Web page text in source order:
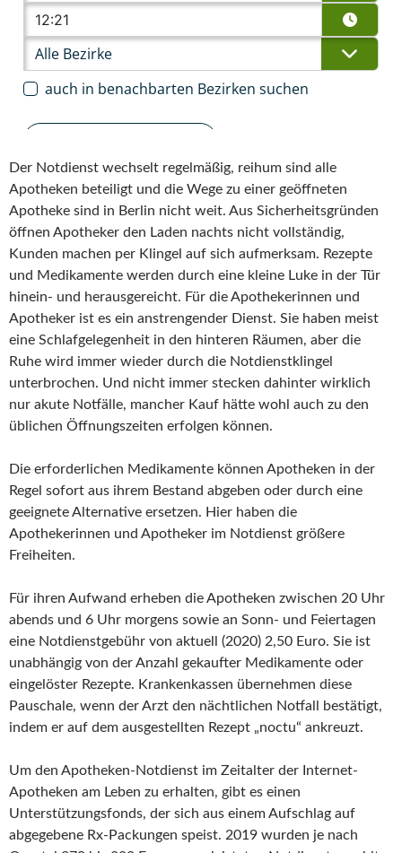
Der Notdienst wechselt regelmäßig, reihum sind alle
Apotheken beteiligt und die Wege zu einer geöffneten
Apotheke sind in Berlin nicht weit. Aus Sicherheitsgründen
öffnen Apotheker den Laden nachts nicht vollständig,
Kunden machen per Klingel auf sich aufmerksam. Rezepte
und Medikamente werden durch eine kleine Luke in der Tür
hinein- und herausgereicht. Für die Apothekerinnen und
Apotheker ist es ein anstrengender Dienst. Sie haben meist
eine Schlafgelegenheit in den hinteren Räumen, aber die
Ruhe wird immer wieder durch die Notdienstklingel
unterbrochen. Und nicht immer stecken dahinter wirklich
nur akute Notfälle, mancher Kauf hätte wohl auch zu den
üblichen Öffnungszeiten erfolgen können.
Die erforderlichen Medikamente können Apotheken in der
Regel sofort aus ihrem Bestand abgeben oder durch eine
geeignete Alternative ersetzen. Hier haben die
Apothekerinnen und Apotheker im Notdienst größere
Freiheiten.
Für ihren Aufwand erheben die Apotheken zwischen 20 Uhr
abends und 6 Uhr morgens sowie an Sonn- und Feiertagen
eine Notdienstgebühr von aktuell (2020) 2,50 Euro. Sie ist
unabhängig von der Anzahl gekaufter Medikamente oder
eingelöster Rezepte. Krankenkassen übernehmen diese
Pauschale, wenn der Arzt den nächtlichen Notfall bestätigt,
indem er auf dem ausgestellten Rezept „noctu“ ankreuzt.
Um den Apotheken-Notdienst im Zeitalter der Internet-
Apotheken am Leben zu erhalten, gibt es einen
Unterstützungsfonds, der sich aus einem Aufschlag auf
abgegebene Rx-Packungen speist. 2019 wurden je nach